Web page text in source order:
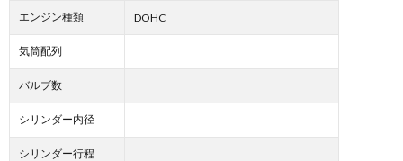
エンジン種類 DOHC
気筒配列
バルブ数
シリンダー内径
シリンダー行程